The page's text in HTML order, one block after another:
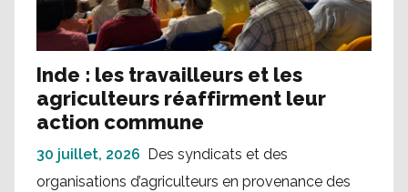
Inde : les travailleurs et les
agriculteurs réaffirment leur
action commune
30 juillet, 2026
Des syndicats et des
organisations d’agriculteurs en provenance des